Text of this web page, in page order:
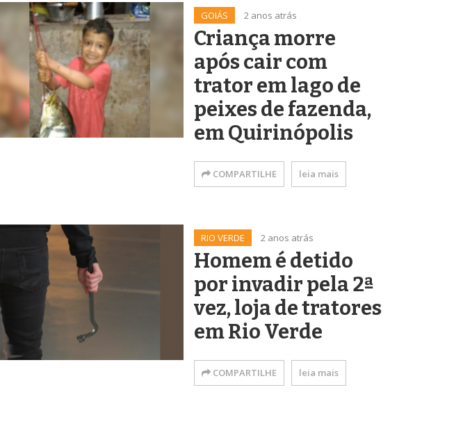
GOIÁS 2 anos atrás
Criança morre
após cair com
trator em lago de
peixes de fazenda,
em Quirinópolis
COMPARTILHE leia mais
RIO VERDE 2 anos atrás
Homem é detido
por invadir pela 2ª
vez, loja de tratores
em Rio Verde
COMPARTILHE leia mais